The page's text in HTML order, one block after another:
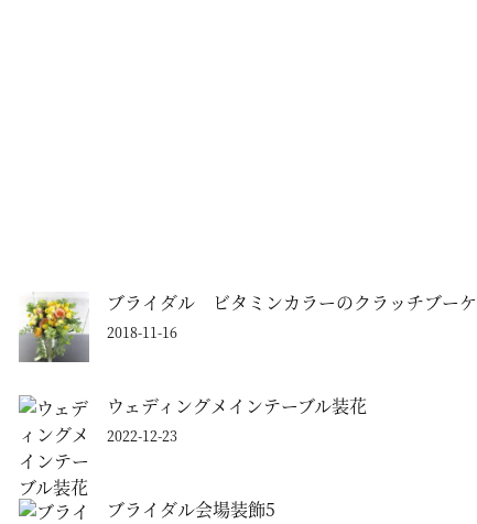
ブライダル ビタミンカラーのクラッチブーケ
2018-11-16
ウェディングメインテーブル装花
2022-12-23
ブライダル会場装飾5